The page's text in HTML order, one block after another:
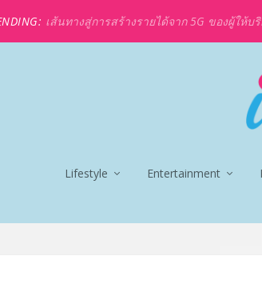
เส้นทางสู่การสร้างรายได้จาก 5G ของผู้ให้บ
Lifestyle Entertainment